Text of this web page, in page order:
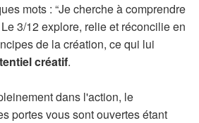
mots : “Je cherche à comprendre
3/12 explore, relie et réconcilie en
de la création, ce qui lui
créatif.
dans l'action, le
portes vous sont ouvertes étant